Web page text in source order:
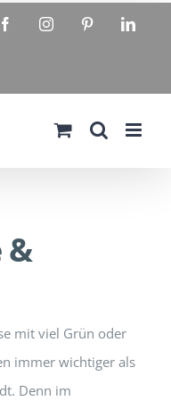
FacebookInstagramPinterest
&
mit viel Grün oder
immer wichtiger als
Denn im